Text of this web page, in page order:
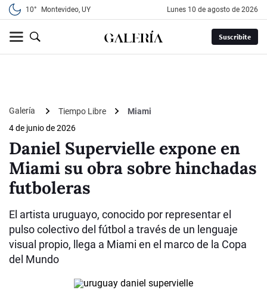
10° Montevideo, UY lunes 10 de agosto de 2026
Suscribite
Galería Tiempo Libre
Miami
4 de junio de 2026
Daniel Supervielle expone en
Miami su obra sobre hinchadas
futboleras
El artista uruguayo, conocido por representar el
pulso colectivo del fútbol a través de un lenguaje
visual propio, llega a Miami en el marco de la Copa
del Mundo